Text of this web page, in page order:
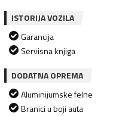
ISTORIJA VOZILA
Garancija
Servisna knjiga
DODATNA OPREMA
Aluminijumske felne
Branici u boji auta